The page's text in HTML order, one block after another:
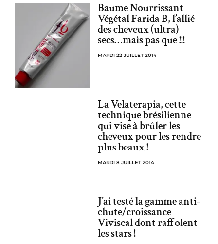
Baume Nourrissant
Végétal Farida B, l’allié
des cheveux (ultra)
secs…mais pas que !!!
MARDI 22 JUILLET 2014
La Velaterapia, cette
technique brésilienne
qui vise à brûler les
cheveux pour les rendre
plus beaux !
MARDI 8 JUILLET 2014
J’ai testé la gamme anti-
chute/croissance
Viviscal dont raffolent
les stars !